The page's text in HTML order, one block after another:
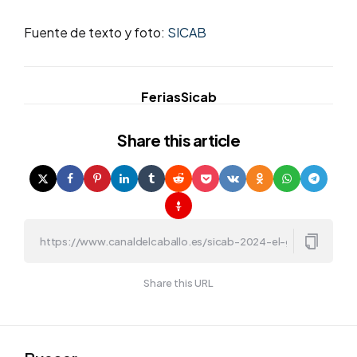
Fuente de texto y foto: SICAB
FeriasSicab
Share this article
Share this URL